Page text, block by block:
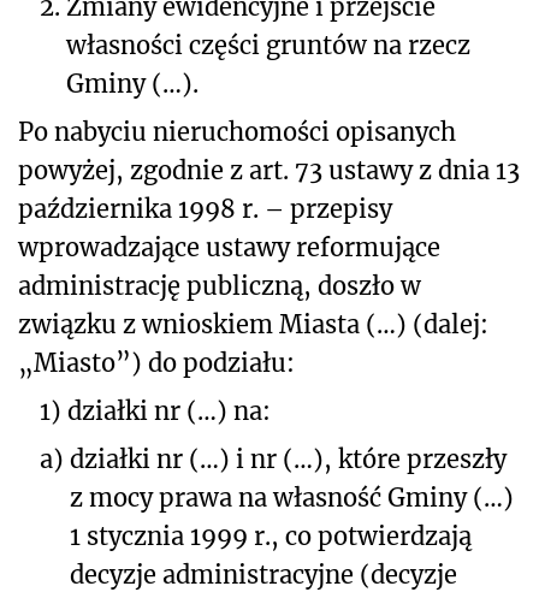
2. Zmiany ewidencyjne i przejście
własności części gruntów na rzecz
Gminy (…).
Po nabyciu nieruchomości opisanych
powyżej, zgodnie z art. 73 ustawy z dnia 13
października 1998 r. – przepisy
wprowadzające ustawy reformujące
administrację publiczną, doszło w
związku z wnioskiem Miasta (…) (dalej:
„Miasto”) do podziału:
1) działki nr (…) na:
a) działki nr (…) i nr (…), które przeszły
z mocy prawa na własność Gminy (…)
1 stycznia 1999 r., co potwierdzają
decyzje administracyjne (decyzje